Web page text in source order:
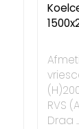
RVS
Draa